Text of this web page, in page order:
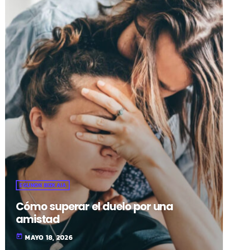
EGUNON BIZKAIA
Cómo superar el duelo por una
amistad
today MAYO 18, 2026